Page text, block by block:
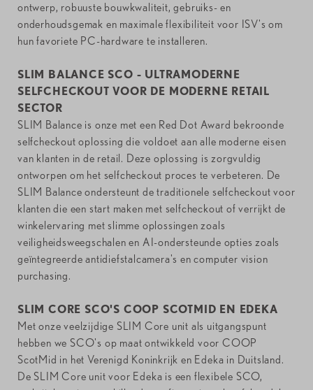
ontwerp, robuuste bouwkwaliteit, gebruiks- en
onderhoudsgemak en maximale flexibiliteit voor ISV's om
hun favoriete PC-hardware te installeren.
SLIM BALANCE SCO - ULTRAMODERNE
SELFCHECKOUT VOOR DE MODERNE RETAIL
SECTOR
SLIM Balance is onze met een Red Dot Award bekroonde
selfcheckout oplossing die voldoet aan alle moderne eisen
van klanten in de retail. Deze oplossing is zorgvuldig
ontworpen om het selfcheckout proces te verbeteren. De
SLIM Balance ondersteunt de traditionele selfcheckout voor
klanten die een start maken met selfcheckout of verrijkt de
winkelervaring met slimme oplossingen zoals
veiligheidsweegschalen en AI-ondersteunde opties zoals
geïntegreerde antidiefstalcamera's en computer vision
purchasing.
SLIM CORE SCO'S COOP SCOTMID EN EDEKA
Met onze veelzijdige SLIM Core unit als uitgangspunt
hebben we SCO's op maat ontwikkeld voor COOP
ScotMid in het Verenigd Koninkrijk en Edeka in Duitsland.
De SLIM Core unit voor Edeka is een flexibele SCO,